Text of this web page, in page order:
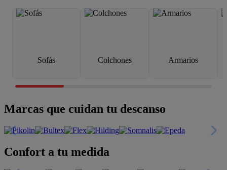
Sofás Colchones Armarios
Marcas que cuidan tu descanso
Confort a tu medida